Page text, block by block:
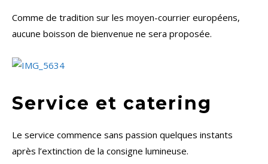
Comme de tradition sur les moyen-courrier européens,
aucune boisson de bienvenue ne sera proposée.
Service et catering
Le service commence sans passion quelques instants
après l’extinction de la consigne lumineuse.